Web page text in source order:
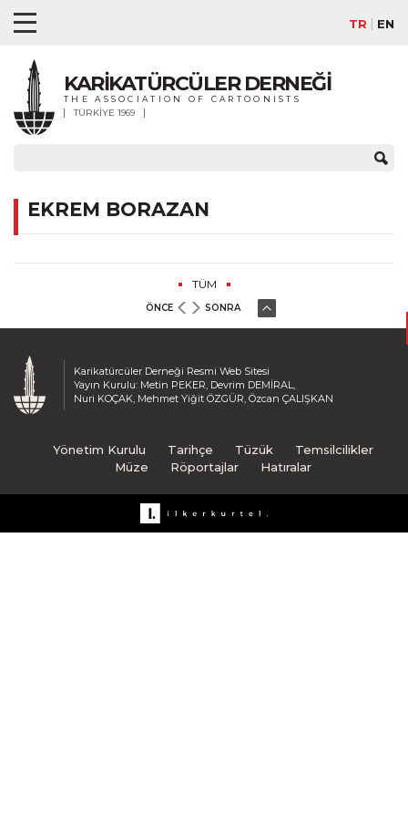
TR EN
KARİKATÜRCÜLER DERNEĞİ
THE ASSOCIATION OF CARTOONISTS
TÜRKİYE 1969
EKREM BORAZAN
TÜM
ÖNCE SONRA
Karikatürcüler Derneği Resmi Web Sitesi
Yayın Kurulu: Metin PEKER, Devrim DEMİRAL,
Nuri KOÇAK, Mehmet Yiğit ÖZGÜR, Özcan ÇALIŞKAN
Yönetim Kurulu Tarihçe Tüzük
Temsilcilikler
Müze
Röportajlar Hatıralar